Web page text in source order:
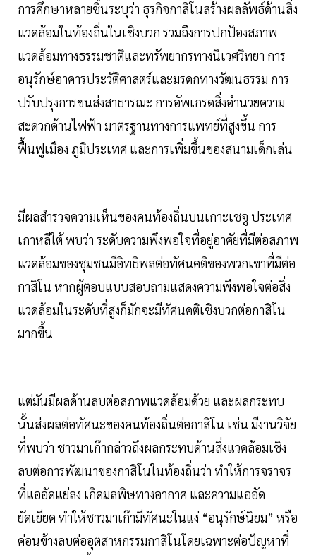
การศึกษาหลายชิ้นระบุว่า ธุรกิจกาสิโนสร้างผลลัพธ์ด้านสิ่ง
แวดล้อมในท้องถิ่นในเชิงบวก รวมถึงการปกป้องสภาพ
แวดล้อมทางธรรมชาติและทรัพยากรทางนิเวศวิทยา การ
อนุรักษ์อาคารประวัติศาสตร์และมรดกทางวัฒนธรรม การ
ปรับปรุงการขนส่งสาธารณะ การอัพเกรดสิ่งอำนวยความ
สะดวกด้านไฟฟ้า มาตรฐานทางการแพทย์ที่สูงขึ้น การ
ฟื้นฟูเมือง ภูมิประเทศ และการเพิ่มขึ้นของสนามเด็กเล่น
มีผลสำรวจความเห็นของคนท้องถิ่นบนเกาะเชจู ประเทศ
เกาหลีใต้ พบว่า ระดับความพึงพอใจที่อยู่อาศัยที่มีต่อสภาพ
แวดล้อมของชุมชนมีอิทธิพลต่อทัศนคติของพวกเขาที่มีต่อ
กาสิโน หากผู้ตอบแบบสอบถามแสดงความพึงพอใจต่อสิ่ง
แวดล้อมในระดับที่สูงก็มักจะมีทัศนคติเชิงบวกต่อกาสิโน
มากขึ้น
แต่มันมีผลด้านลบต่อสภาพแวดล้อมด้วย และผลกระทบ
นั้นส่งผลต่อทัศนะของคนท้องถิ่นต่อกาสิโน เช่น มีงานวิจัย
ที่พบว่า ชาวมาเก๊ากล่าวถึงผลกระทบด้านสิ่งแวดล้อมเชิง
ลบต่อการพัฒนาของกาสิโนในท้องถิ่นว่า ทำให้การจราจร
ที่แออัดแย่ลง เกิดมลพิษทางอากาศ และความแออัด
ยัดเยียด ทำให้ชาวมาเก๊ามีทัศนะในแง่ “อนุรักษ์นิยม” หรือ
ค่อนข้างลบต่ออุตสาหกรรมกาสิโนโดยเฉพาะต่อปัญหาที่